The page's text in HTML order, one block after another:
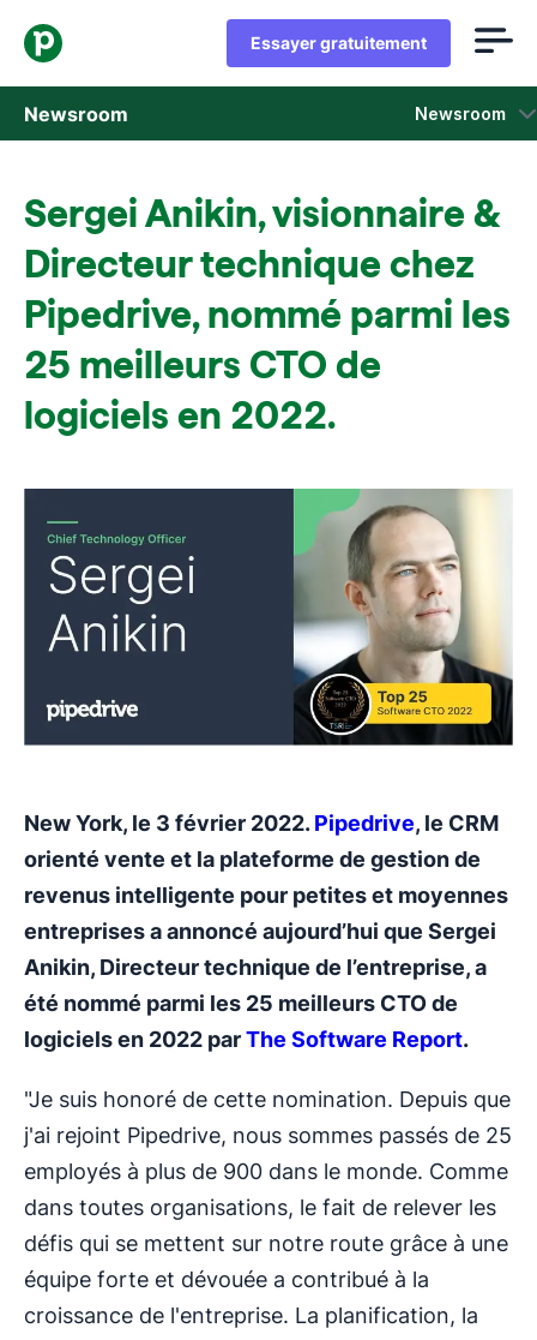
Essayer gratuitement
Newsroom Newsroom
Rapports et enquêtes sur la vente
Dossier de presse
Contacts presse
On parle de nous
Sergei Anikin, visionnaire &
Directeur technique chez
Pipedrive, nommé parmi les
25 meilleurs CTO de
logiciels en 2022.
New York, le 3 février 2022.Pipedrive, le CRM
orienté vente et la plateforme de gestion de
revenus intelligente pour petites et moyennes
entreprises a annoncé aujourd’hui que Sergei
Anikin, Directeur technique de l’entreprise, a
été nommé parmi les 25 meilleurs CTO de
logiciels en 2022 parThe Software Report.
"Je suis honoré de cette nomination. Depuis que
j'ai rejoint Pipedrive, nous sommes passés de 25
employés à plus de 900 dans le monde. Comme
dans toutes organisations, le fait de relever les
défis qui se mettent sur notre route grâce à une
équipe forte et dévouée a contribué à la
croissance de l'entreprise. La planification, la